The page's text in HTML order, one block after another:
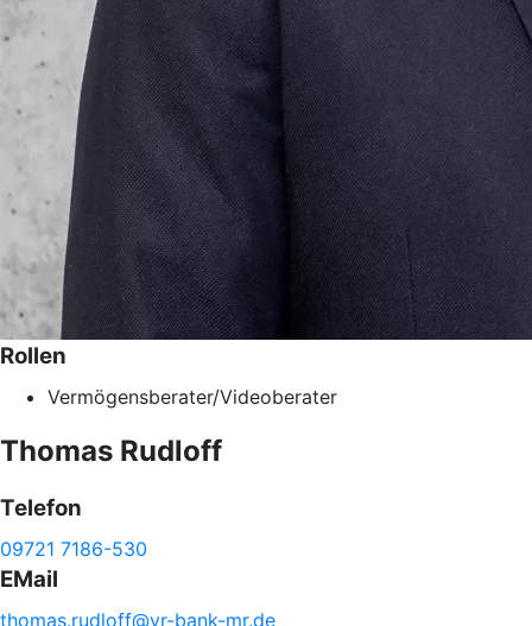
Rollen
Vermögensberater/Videoberater
Thomas Rudloff
Telefon
09721 7186-530
EMail
thomas.rudloff@vr-bank-mr.de